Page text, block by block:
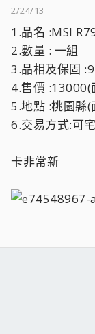
2/24/13
1.品名 :MSI
2.數量 : 一組
3.品相及保固
4.售價
5.地點 :桃園縣
6.交易方式:可
卡非常新